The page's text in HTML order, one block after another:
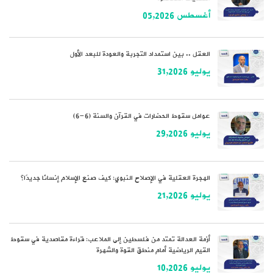
أغسطس 05,2026
العقل .. بين استمداد التجربة والعودة للبعد الأول
يوليو 31,2026
عوامل سقوط الحضارات في القرآن والسنة (6-6)
يوليو 29,2026
الهجرة العقلية في الإصلاح النبوي: كيف صنع الإسلام إنسانًا جديدًا؟
يوليو 21,2026
أزمة العدالة تمتد من فلسطين إلى الملاعب: قراءة مقاصدية في سقوط
القيم الرياضية أمام منطق القوة والشهرة
يوليو 10,2026